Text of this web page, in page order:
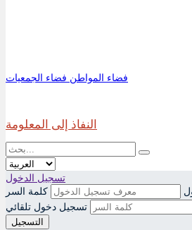
فضاء المواطن فضاء الجمعيات
النفاذ إلى المعلومة
تسجيل الدخول
كلمة السر
تسجيل دخول تلقائي
التسجيل